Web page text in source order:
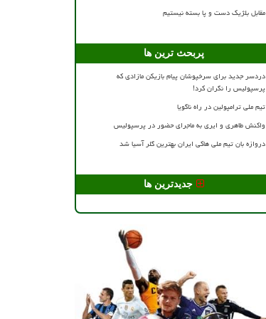
مقابل بلژیک دست و پا بسته نیستیم
پربحث ترین ها
دردسر جدید برای سرخپوشان پیام بازیکن مازادی که
پرسپولیس را نگران کرد!
تیم ملی ترامپولین در راه ناگویا
واکنش طاهری و ایری به ماجرای حضور در پرسپولیس
دروازه بان تیم ملی هاکی ایران بهترین گلر آسیا شد
جدیدترین ها